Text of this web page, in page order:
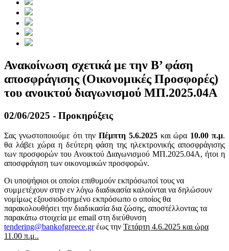
Ανακοίνωση σχετικά με την Β’ φάση
αποσφράγισης (Οικονομικές Προσφορές)
του ανοικτού διαγωνισμού ΜΠ.2025.04Α
02/06/2025 - Προκηρύξεις
Σας γνωστοποιούμε ότι τηνΠέμπτη 5.6.2025και ώρα 10.00 π.μ.
θα λάβει χώρα η δεύτερη φάση της ηλεκτρονικής αποσφράγισης
των προσφορών του Ανοικτού Διαγωνισμού ΜΠ.2025.04Α, ήτοι η
αποσφράγιση των οικονομικών προσφορών.
Οι υποψήφιοι οι οποίοι επιθυμούν εκπρόσωποί τους να
συμμετέχουν στην εν λόγω διαδικασία καλούνται να δηλώσουν
νομίμως εξουσιοδοτημένο εκπρόσωπο ο οποίος θα
παρακολουθήσει την διαδικασία δια ζώσης, αποστέλλοντας τα
παρακάτω στοιχεία με email στη διεύθυνση
tendering@bankofgreece.grέως την Τετάρτη 4.6.2025 και ώρα
11.00 π.μ..